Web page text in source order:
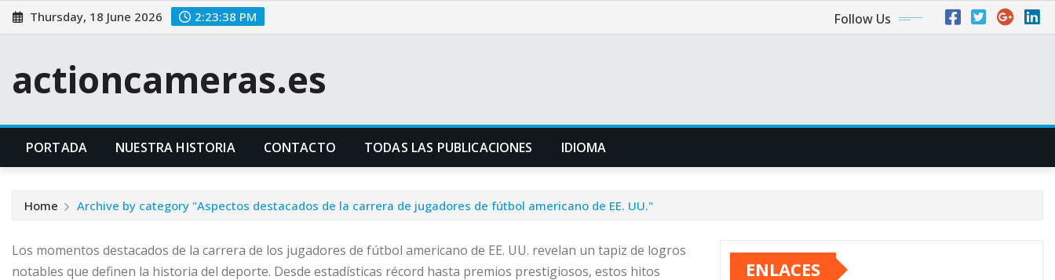
Skip
to
Thursday, 18 June 2026 2:23:39 PM Follow Us
actioncameras.es
PORTADA NUESTRA HISTORIA CONTACTO TODAS LAS PUBLICACIONES IDIOMA
Home Archive by category "Aspectos destacados de la carrera de jugadores de fútbol americano de EE. UU."
Los momentos destacados de la carrera de los jugadores de fútbol americano de EE. UU. revelan un tapiz de logros
notables que definen la historia del deporte. Desde estadísticas récord hasta premios prestigiosos, estos hitos
ENLACES